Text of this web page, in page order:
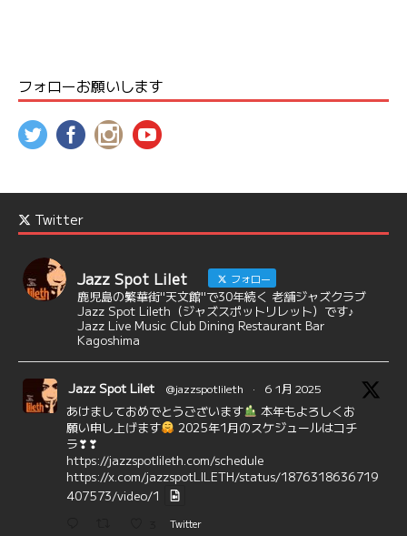
フォローお願いします
Twitter
Jazz Spot Lilet フォロー
鹿児島の繁華街"天文館"で30年続く 老舗ジャズクラブ
Jazz Spot Lileth（ジャズスポットリレット）です♪
Jazz Live Music Club Dining Restaurant Bar
Kagoshima
Jazz Spot Lilet @jazzspotlileth · 6 1月 2025
あけましておめでとうございます
本年もよろしくお
願い申し上げます
2025年1月のスケジュールはコチ
ラ❣❣
https://jazzspotlileth.com/schedule
https://x.com/jazzspotLILETH/status/1876318636719
407573/video/1
Twitter